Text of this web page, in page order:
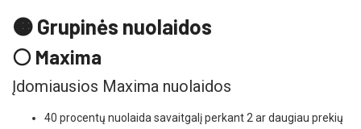
🟠 Grupinės nuolaidos
⚪ Maxima
Įdomiausios Maxima nuolaidos
40 procentų nuolaida savaitgalį perkant 2 ar daugiau prekių